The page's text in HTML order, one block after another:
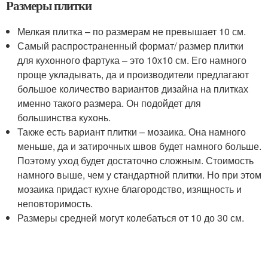
Размеры плитки
Мелкая плитка – по размерам не превышает 10 см.
Самый распространенный формат/ размер плитки
для кухонного фартука – это 10х10 см. Его намного
проще укладывать, да и производители предлагают
большое количество вариантов дизайна на плитках
именно такого размера. Он подойдет для
большинства кухонь.
Также есть вариант плитки – мозаика. Она намного
меньше, да и затирочных швов будет намного больше.
Поэтому уход будет достаточно сложным. Стоимость
намного выше, чем у стандартной плитки. Но при этом
мозаика придаст кухне благородство, изящность и
неповторимость.
Размеры средней могут колебаться от 10 до 30 см.